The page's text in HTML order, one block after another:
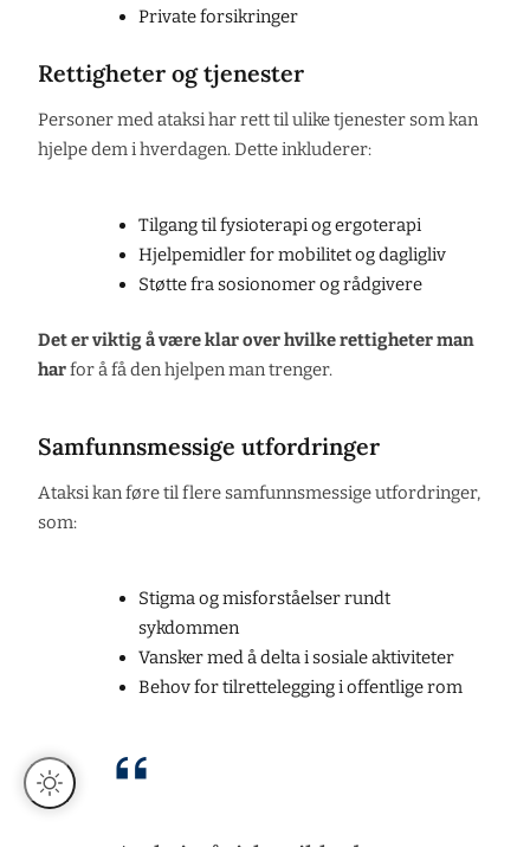
Private forsikringer
Rettigheter og tjenester
Personer med ataksi har rett til ulike tjenester som kan
hjelpe dem i hverdagen. Dette inkluderer:
Tilgang til fysioterapi og ergoterapi
Hjelpemidler for mobilitet og dagligliv
Støtte fra sosionomer og rådgivere
Det er viktig å være klar over hvilke rettigheter man
harfor å få den hjelpen man trenger.
Samfunnsmessige utfordringer
Ataksi kan føre til flere samfunnsmessige utfordringer,
som:
Stigma og misforståelser rundt
sykdommen
Vansker med å delta i sosiale aktiviteter
Behov for tilrettelegging i offentlige rom